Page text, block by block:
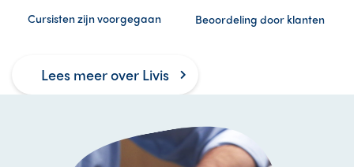
Cursisten zijn voorgegaan Beoordeling door klanten
Lees meer over Livis